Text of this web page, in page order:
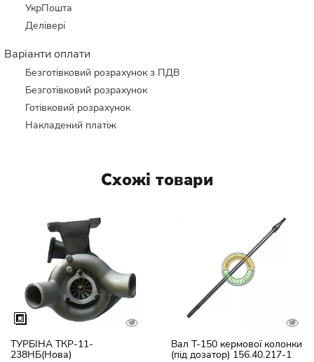
УкрПошта
Делівері
Варіанти оплати
Безготівковий розрахунок з ПДВ
Безготівковий розрахунок
Готівковий розрахунок
Накладений платіж
Схожі товари
ТУРБІНА ТКР-11-
238НБ(Нова)
Вал Т-150 кермової колонки
(під дозатор) 156.40.217-1